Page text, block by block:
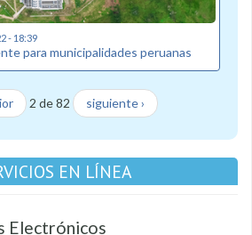
- 18:39
para municipalidades peruanas
2 de 82 siguiente ›
EN LÍNEA
Electrónicos